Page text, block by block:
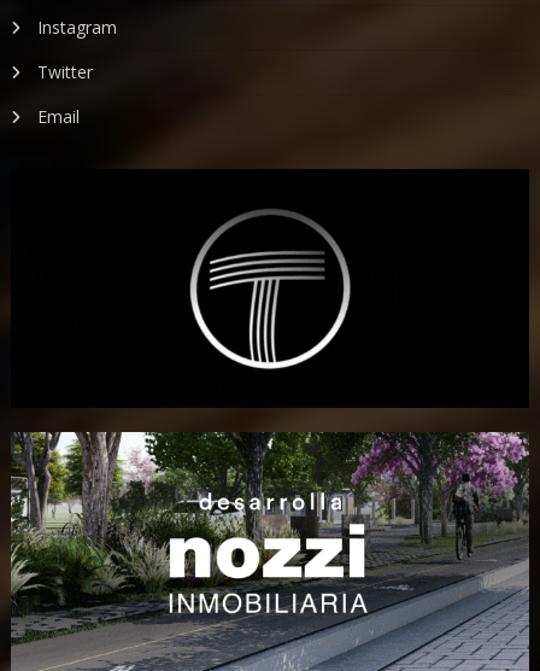
Instagram
Twitter
Email